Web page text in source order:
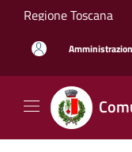
Salta al contenuto
Regione Toscana